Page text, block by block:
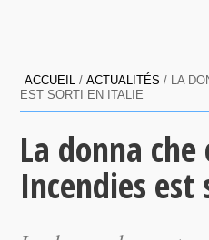
ACCUEIL /ACTUALITÉS / LA
EST SORTI EN ITALIE
La donna
Incendies